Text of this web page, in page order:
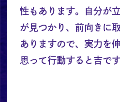
性もあります。自分が
が見つかり、前向きに
ありますので、実力を
思って行動すると吉です